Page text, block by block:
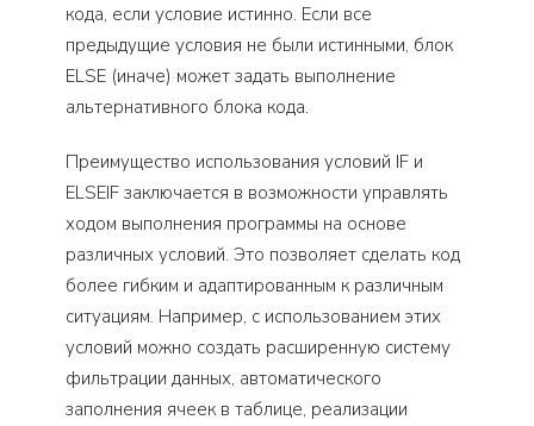
кода, если условие истинно. Если все
предыдущие условия не были истинными, блок
ELSE (иначе) может задать выполнение
альтернативного блока кода.
Преимущество использования условий IF и
ELSEIF заключается в возможности управлять
ходом выполнения программы на основе
различных условий. Это позволяет сделать код
более гибким и адаптированным к различным
ситуациям. Например, с использованием этих
условий можно создать расширенную систему
фильтрации данных, автоматического
заполнения ячеек в таблице, реализации